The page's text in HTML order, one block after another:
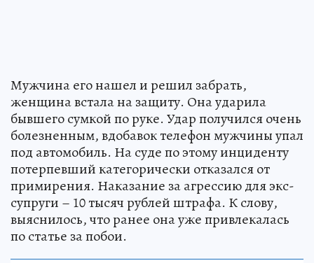
Мужчина его нашел и решил забрать,
женщина встала на защиту. Она ударила
бывшего сумкой по руке. Удар получился очень
болезненным, вдобавок телефон мужчины упал
под автомобиль. На суде по этому инциденту
потерпевший категорически отказался от
примирения. Наказание за агрессию для экс-
супруги – 10 тысяч рублей штрафа. К слову,
выяснилось, что ранее она уже привлекалась
по статье за побои.